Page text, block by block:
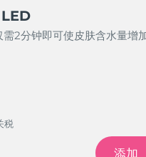
需2分钟即可使皮肤含水量增
税
添加